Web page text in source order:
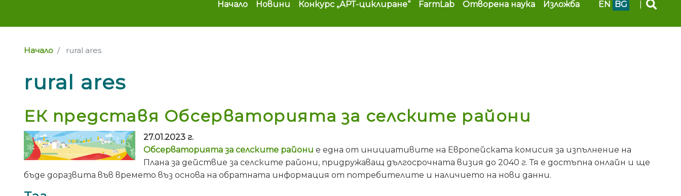
Начало Новини Конкурс „АРТ-циклиране“ FarmLab Отворена наука Изложба EN BG
Начало rural ares
rural ares
ЕК представя Обсерваторията за селските райони
27.01.2023 г.
Обсерваторията за селските райони е една от инициативите на Европейската комисия за изпълнение на
Плана за действие за селските райони, придружаващ дългосрочната визия до 2040 г. Тя е достъпна онлайн и ще
бъде доразвита във времето въз основа на обратната информация от потребителите и наличието на нови данни.